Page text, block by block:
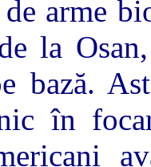
arme
la
bază.
în